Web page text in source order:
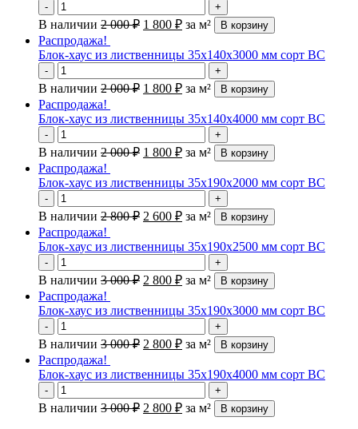
- +
В наличии 2 000₽ 1 800 ₽ за м² В корзину
Распродажа!
Блок-хаус из лиственницы 35х140х3000 мм сорт ВС
- +
В наличии 2 000₽ 1 800 ₽ за м² В корзину
Распродажа!
Блок-хаус из лиственницы 35х140х4000 мм сорт ВС
- +
В наличии 2 000₽ 1 800 ₽ за м² В корзину
Распродажа!
Блок-хаус из лиственницы 35х190х2000 мм сорт ВС
- +
В наличии 2 800₽ 2 600 ₽ за м² В корзину
Распродажа!
Блок-хаус из лиственницы 35х190х2500 мм сорт ВС
- +
В наличии 3 000₽ 2 800 ₽ за м² В корзину
Распродажа!
Блок-хаус из лиственницы 35х190х3000 мм сорт ВС
- +
В наличии 3 000₽ 2 800 ₽ за м² В корзину
Распродажа!
Блок-хаус из лиственницы 35х190х4000 мм сорт ВС
- +
В наличии 3 000₽ 2 800 ₽ за м² В корзину